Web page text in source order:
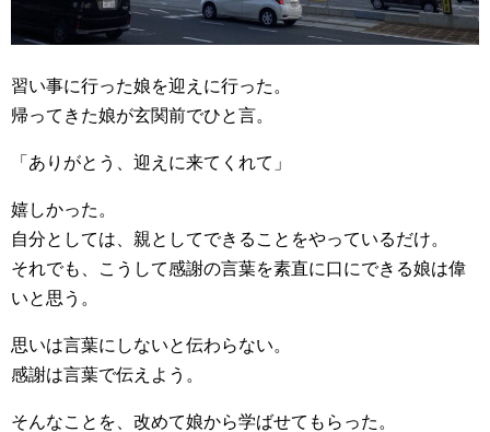
習い事に行った娘を迎えに行った。
帰ってきた娘が玄関前でひと言。
「ありがとう、迎えに来てくれて」
嬉しかった。
自分としては、親としてできることをやっているだけ。
それでも、こうして感謝の言葉を素直に口にできる娘は偉
いと思う。
思いは言葉にしないと伝わらない。
感謝は言葉で伝えよう。
そんなことを、改めて娘から学ばせてもらった。